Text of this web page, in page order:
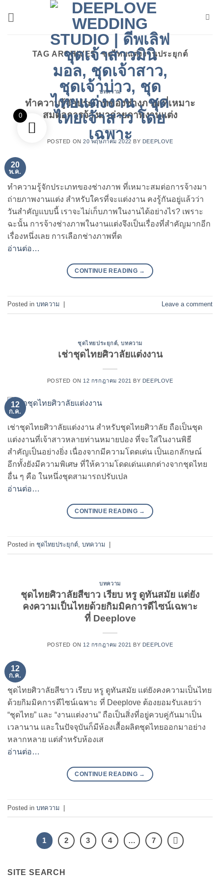
TAG ARCHIVES:ชุดไทยแต่งงานประยุกต์
บทความ
ทำความรู้จักประเภทของช่างภาพ ที่เหมาะ
สมต่อการจ้างมาถ่ายภาพงานแต่ง
POSTED ON20 พฤษภาคม 2022 BY DEEPLOVE
20
พ.ค.
ทำความรู้จักประเภทของช่างภาพ ที่เหมาะสมต่อการจ้างมา
ถ่ายภาพงานแต่ง สำหรับใครที่จะแต่งงาน คงรู้กันอยู่แล้วว่า
วันสำคัญแบบนี้ เราจะไม่เก็บภาพในงานได้อย่างไร? เพราะ
ฉะนั้น การจ้างช่างภาพในงานแต่งจึงเป็นเรื่องที่สำคัญมากอีก
เรื่องหนึ่งเลย การเลือกช่างภาพที่ด
อ่านต่อ…
CONTINUE READING →
Posted in บทความ Leave a comment
ชุดไทยประยุกต์,บทความ
เช่าชุดไทยศิวาลัยแต่งงาน
POSTED ON 12 กรกฎาคม 2021 BY DEEPLOVE
12
ก.ค.
เช่าชุดไทยศิวาลัยแต่งงาน สำหรับชุดไทยศิวาลัย ถือเป็นชุด
แต่งงานที่เจ้าสาวหลายท่านหมายปอง ที่จะใส่ในงานพิธี
สำคัญเป็นอย่างยิ่ง เนื่องจากมีความโดดเด่น เป็นเอกลักษณ์
อีกทั้งยังมีความพิเศษ ที่ให้ความโดดเด่นแตกต่างจากชุดไทย
อื่น ๆ คือ ในหนึ่งชุดสามารถปรับเปล
อ่านต่อ…
CONTINUE READING →
Posted in ชุดไทยประยุกต์ บทความ
บทความ
ชุดไทยศิวาลัยสีขาว เรียบ หรู ดูทันสมัย แต่ยัง
คงความเป็นไทยด้วยกิมมิคการดีไซน์เฉพาะ
ที่ Deeplove
POSTED ON 12 กรกฎาคม 2021 BY DEEPLOVE
12
ก.ค.
ชุดไทยศิวาลัยสีขาว เรียบ หรู ดูทันสมัย แต่ยังคงความเป็นไทย
ด้วยกิมมิคการดีไซน์เฉพาะ ที่ Deeplove ต้องยอมรับเลยว่า
“ชุดไทย” และ “งานแต่งงาน” ถือเป็นสิ่งที่อยู่ควบคู่กันมาเป็น
เวลานาน และในปัจจุบันก็มีห้องเสื้อผลิตชุดไทยออกมาอย่าง
หลากหลาย แต่สำหรับห้องเส
อ่านต่อ…
CONTINUE READING →
Posted in บทความ |
1 2 3 4 … 7
SITE SEARCH
0